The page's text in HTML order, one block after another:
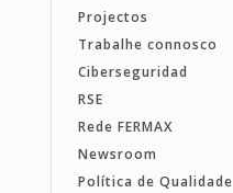
Projectos
Trabalhe connosco
Ciberseguridad
RSE
Rede FERMAX
Newsroom
Política de Qualidade